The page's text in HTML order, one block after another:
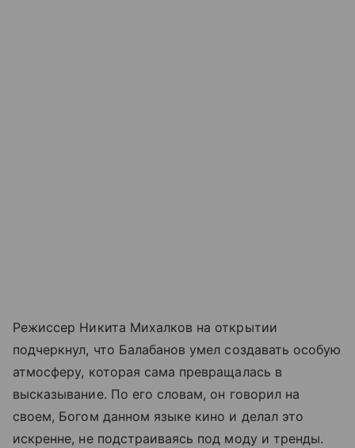
Режиссер Никита Михалков на открытии
подчеркнул, что Балабанов умел создавать особую
атмосферу, которая сама превращалась в
высказывание. По его словам, он говорил на
своем, Богом данном языке кино и делал это
искренне, не подстраиваясь под моду и тренды.